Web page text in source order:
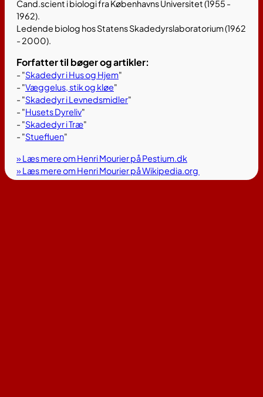
Cand.scient i biologi fra Københavns Universitet (1955 -
1962).
Ledende biolog hos Statens Skadedyrslaboratorium (1962
- 2000).
Forfatter til bøger og artikler:
- "Skadedyr i Hus og Hjem"
- "Væggelus, stik og kløe"
- "Skadedyr i Levnedsmidler"
- "Husets Dyreliv"
- "Skadedyr i Træ"
- "Stuefluen"
» Læs mere om Henri Mourier på Pestium.dk
» Læs mere om Henri Mourier på Wikipedia.org